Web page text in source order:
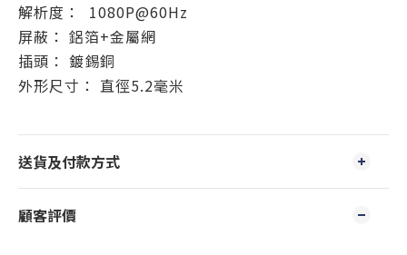
解析度： 1080P@60Hz
屏蔽： 鋁箔+金屬網
插頭： 鍍錫銅
外形尺寸： 直徑5.2毫米
送貨及付款方式
顧客評價